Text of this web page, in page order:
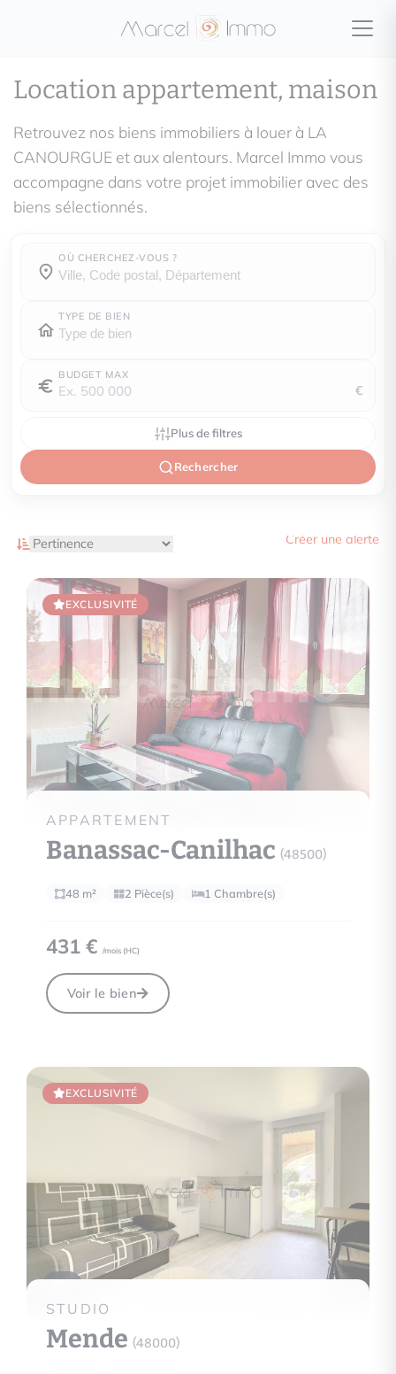
Location appartement, maison
Retrouvez nos biens immobiliers à louer à LA
CANOURGUE et aux alentours. Marcel Immo vous
accompagne dans votre projet immobilier avec des
biens sélectionnés.
OÙ CHERCHEZ-VOUS ?
Où cherchez-vous ?
Où cherchez-vous ?
TYPE DE BIEN
BUDGET MAX
€
Plus de filtres
Rechercher
Créer une alerte
EXCLUSIVITÉ
APPARTEMENT
Banassac-Canilhac (48500)
48 m² 2 Pièce(s) 1 Chambre(s)
431 € /mois (HC)
Voir le bien
EXCLUSIVITÉ
STUDIO
Mende (48000)